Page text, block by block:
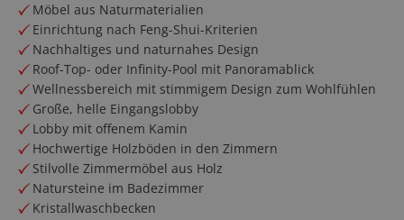
Möbel aus Naturmaterialien
Einrichtung nach Feng-Shui-Kriterien
Nachhaltiges und naturnahes Design
Roof-Top- oder Infinity-Pool mit Panoramablick
Wellnessbereich mit stimmigem Design zum Wohlfühlen
Große, helle Eingangslobby
Lobby mit offenem Kamin
Hochwertige Holzböden in den Zimmern
Stilvolle Zimmermöbel aus Holz
Natursteine im Badezimmer
Kristallwaschbecken